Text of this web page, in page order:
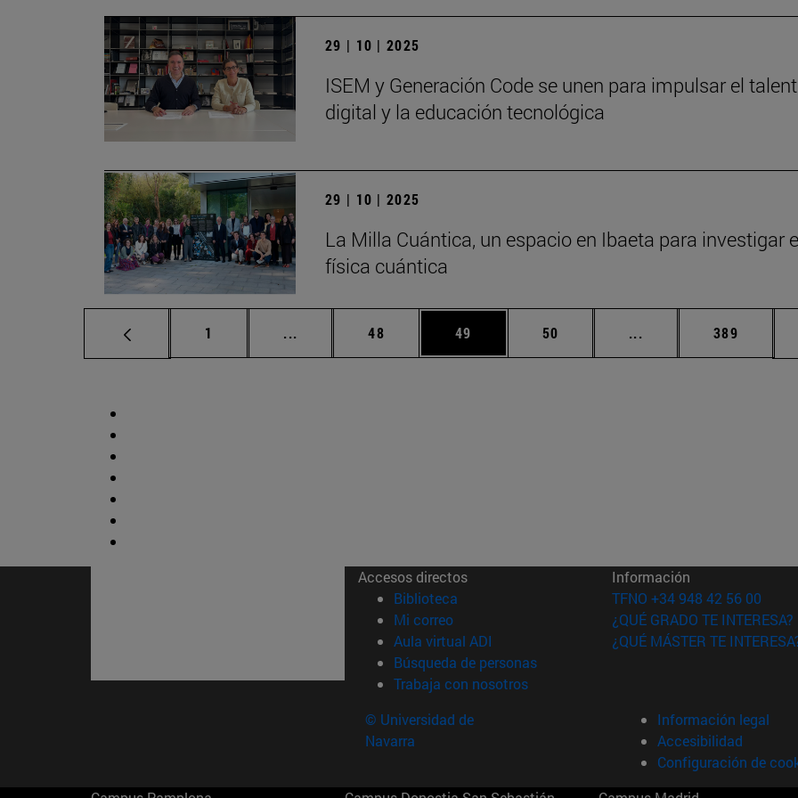
29 | 10 | 2025
ISEM y Generación Code se unen para impulsar el
digital y la educación tecnológica
29 | 10 | 2025
La Milla Cuántica, un espacio en Ibaeta para investigar
física cuántica
Página
1 ... Páginas intermedias Use TAB para desplazarse.
Página
48 Página
49 Página
50 ... Páginas intermedias
Página
389
Accesos directos
Biblioteca (abre en nueva ventana)
Mi correo(abre en nueva ventana)
Aula virtual ADI (abre en nueva ventana)
Búsqueda de personas(abre en nueva ventana)
Trabaja con nosotros(abre en nueva ventana)
Información
TFNO +34 948 42 56 00
¿QUÉ GRADO TE INTERESA?
¿QUÉ MÁSTER TE
© Universidad de
Navarra
Información legal
Accesibilidad
Configuración de